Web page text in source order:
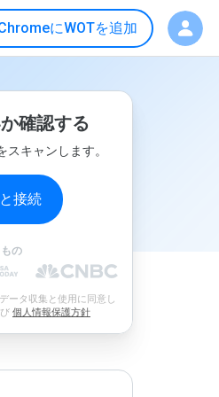
にWOTを追加
確認する
キャンします。
接続
の
ータ収集と使用に同意し
個人情報保護方針